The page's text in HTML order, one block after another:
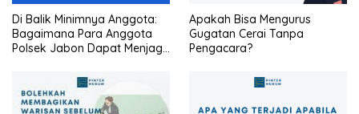
Di Balik Minimnya Anggota:
Bagaimana Para Anggota
Polsek Jabon Dapat Menjaga
Agar Tetap Profesional?
Apakah Bisa Mengurus
Gugatan Cerai Tanpa
Pengacara?